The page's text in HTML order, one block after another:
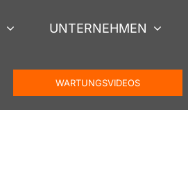
UNTERNEHMEN
WARTUNGSVIDEOS